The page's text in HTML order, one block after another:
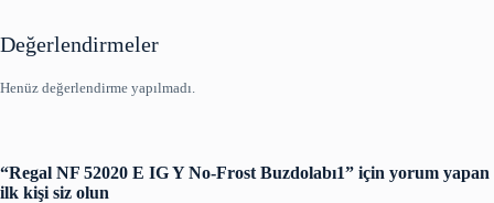
Değerlendirmeler
Henüz değerlendirme yapılmadı.
“Regal NF 52020 E IG Y No-Frost Buzdolabı1” için yorum yapan
ilk kişi siz olun